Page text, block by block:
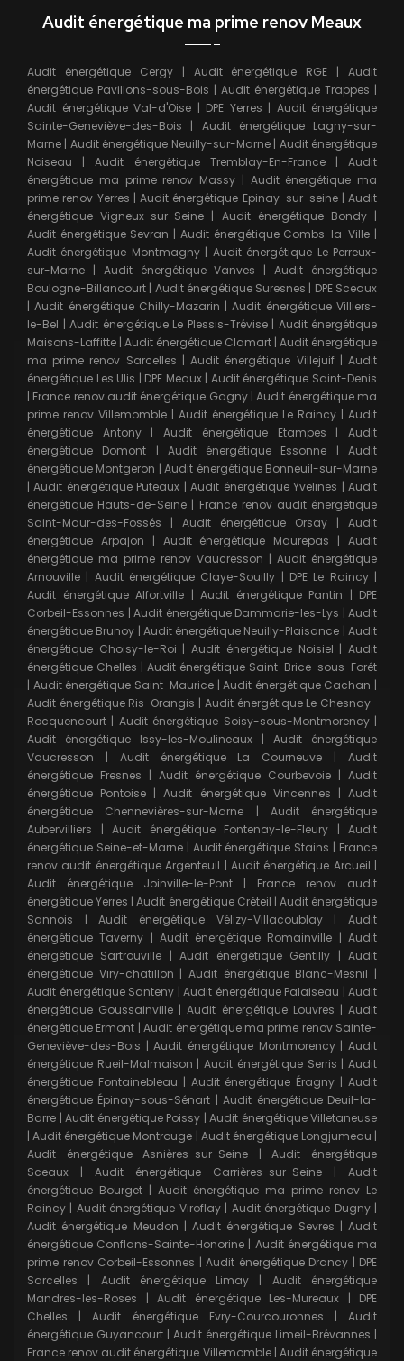
Audit énergétique ma prime renov Meaux
Audit énergétique Cergy| Audit énergétique RGE | Audit
énergétique Pavillons-sous-Bois | Audit énergétique Trappes |
Audit énergétique Val-d'Oise | DPE Yerres | Audit énergétique
Sainte-Geneviève-des-Bois | Audit énergétique Lagny-sur-
Marne | Audit énergétique Neuilly-sur-Marne| Audit énergétique
Noiseau |Audit énergétique Tremblay-En-France|Audit
énergétique ma prime renov Massy | Audit énergétique ma
prime renov Yerres | Audit énergétique Epinay-sur-seine| Audit
énergétique Vigneux-sur-Seine | Audit énergétique Bondy|
Audit énergétique Sevran | Audit énergétique Combs-la-Ville |
Audit énergétique Montmagny| Audit énergétique Le Perreux-
sur-Marne | Audit énergétique Vanves |Audit énergétique
Boulogne-Billancourt | Audit énergétique Suresnes | DPE Sceaux
|Audit énergétique Chilly-Mazarin |Audit énergétique Villiers-
le-Bel | Audit énergétique Le Plessis-Trévise| Audit énergétique
Maisons-Laffitte | Audit énergétique Clamart | Audit énergétique
ma prime renov Sarcelles |Audit énergétique Villejuif|Audit
énergétique Les Ulis | DPE Meaux| Audit énergétique Saint-Denis
| France renov audit énergétique Gagny|Audit énergétique ma
prime renov Villemomble | Audit énergétique Le Raincy | Audit
énergétique Antony|Audit énergétique Etampes |Audit
énergétique Domont | Audit énergétique Essonne |Audit
énergétique Montgeron |Audit énergétique Bonneuil-sur-Marne
|Audit énergétique Puteaux |Audit énergétique Yvelines |Audit
énergétique Hauts-de-Seine | France renov audit énergétique
Saint-Maur-des-Fossés | Audit énergétique Orsay | Audit
énergétique Arpajon | Audit énergétique Maurepas |Audit
énergétique ma prime renov Vaucresson | Audit énergétique
Arnouville | Audit énergétique Claye-Souilly | DPE Le Raincy|
Audit énergétique Alfortville | Audit énergétique Pantin | DPE
Corbeil-Essonnes | Audit énergétique Dammarie-les-Lys | Audit
énergétique Brunoy | Audit énergétique Neuilly-Plaisance |Audit
énergétique Choisy-le-Roi |Audit énergétique Noisiel |Audit
énergétique Chelles | Audit énergétique Saint-Brice-sous-Forêt
| Audit énergétique Saint-Maurice|Audit énergétique Cachan |
Audit énergétique Ris-Orangis | Audit énergétique Le Chesnay-
Rocquencourt | Audit énergétique Soisy-sous-Montmorency|
Audit énergétique Issy-les-Moulineaux | Audit énergétique
Vaucresson | Audit énergétique La Courneuve |Audit
énergétique Fresnes | Audit énergétique Courbevoie | Audit
énergétique Pontoise |Audit énergétique Vincennes |Audit
énergétique Chennevières-sur-Marne | Audit énergétique
Aubervilliers | Audit énergétique Fontenay-le-Fleury | Audit
énergétique Seine-et-Marne| Audit énergétique Stains | France
renov audit énergétique Argenteuil | Audit énergétique Arcueil |
Audit énergétique Joinville-le-Pont | France renov audit
énergétique Yerres |Audit énergétique Créteil | Audit énergétique
Sannois |Audit énergétique Vélizy-Villacoublay|Audit
énergétique Taverny | Audit énergétique Romainville |Audit
énergétique Sartrouville |Audit énergétique Gentilly |Audit
énergétique Viry-chatillon |Audit énergétique Blanc-Mesnil |
Audit énergétique Santeny | Audit énergétique Palaiseau | Audit
énergétique Goussainville |Audit énergétique Louvres |Audit
énergétique Ermont |Audit énergétique ma prime renov Sainte-
Geneviève-des-Bois |Audit énergétique Montmorency|Audit
énergétique Rueil-Malmaison |Audit énergétique Serris |Audit
énergétique Fontainebleau | Audit énergétique Éragny |Audit
énergétique Épinay-sous-Sénart |Audit énergétique Deuil-la-
Barre | Audit énergétique Poissy | Audit énergétique Villetaneuse
|Audit énergétique Montrouge | Audit énergétique Longjumeau |
Audit énergétique Asnières-sur-Seine |Audit énergétique
Sceaux | Audit énergétique Carrières-sur-Seine | Audit
énergétique Bourget | Audit énergétique ma prime renov Le
Raincy | Audit énergétique Viroflay| Audit énergétique Dugny|
Audit énergétique Meudon | Audit énergétique Sevres | Audit
énergétique Conflans-Sainte-Honorine | Audit énergétique ma
prime renov Corbeil-Essonnes | Audit énergétique Drancy | DPE
Sarcelles | Audit énergétique Limay | Audit énergétique
Mandres-les-Roses | Audit énergétique Les-Mureaux | DPE
Chelles |Audit énergétique Evry-Courcouronnes |Audit
énergétique Guyancourt | Audit énergétique Limeil-Brévannes |
France renov audit énergétique Villemomble| Audit énergétique